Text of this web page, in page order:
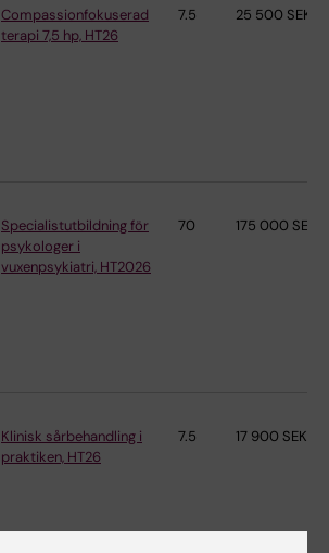
Compassionfokuserad
terapi 7,5 hp, HT26
7.5 25 500 SEK
Specialistutbildning för
psykologer i
vuxenpsykiatri, HT2026
70 175 000 SEK
Klinisk sårbehandling i
praktiken, HT26
7.5 17 900 SEK